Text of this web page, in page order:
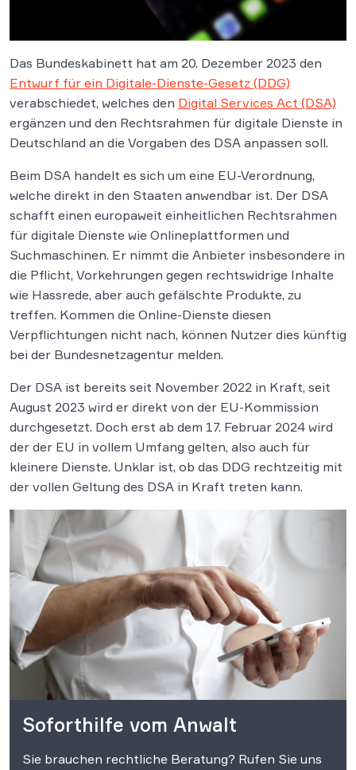
Das Bundeskabinett hat am 20. Dezember 2023 den
Entwurf für ein Digitale-Dienste-Gesetz (DDG)
verabschiedet, welches den Digital Services Act (DSA)
ergänzen und den Rechtsrahmen für digitale Dienste in
Deutschland an die Vorgaben des DSA anpassen soll.
Beim DSA handelt es sich um eine EU-Verordnung,
welche direkt in den Staaten anwendbar ist. Der DSA
schafft einen europaweit einheitlichen Rechtsrahmen
für digitale Dienste wie Onlineplattformen und
Suchmaschinen. Er nimmt die Anbieter insbesondere in
die Pflicht, Vorkehrungen gegen rechtswidrige Inhalte
wie Hassrede, aber auch gefälschte Produkte, zu
treffen. Kommen die Online-Dienste diesen
Verpflichtungen nicht nach, können Nutzer dies künftig
bei der Bundesnetzagentur melden.
Der DSA ist bereits seit November 2022 in Kraft, seit
August 2023 wird er direkt von der EU-Kommission
durchgesetzt. Doch erst ab dem 17. Februar 2024 wird
der der EU in vollem Umfang gelten, also auch für
kleinere Dienste. Unklar ist, ob das DDG rechtzeitig mit
der vollen Geltung des DSA in Kraft treten kann.
Soforthilfe vom Anwalt
Sie brauchen rechtliche Beratung? Rufen Sie uns